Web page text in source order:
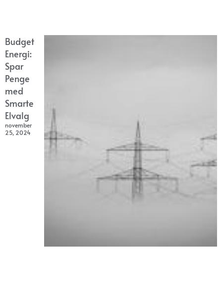
Budget
Energi:
Spar
Penge
med
Smarte
Elvalg
november
25, 2024